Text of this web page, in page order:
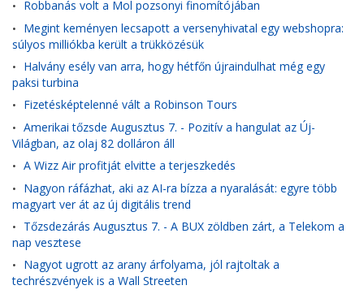
• Robbanás volt a Mol pozsonyi finomítójában
• Megint keményen lecsapott a versenyhivatal egy webshopra:
súlyos milliókba került a trükközésük
• Halvány esély van arra, hogy hétfőn újraindulhat még egy
paksi turbina
• Fizetésképtelenné vált a Robinson Tours
• Amerikai tőzsde Augusztus 7. - Pozitív a hangulat az Új-
Világban, az olaj 82 dolláron áll
• A Wizz Air profitját elvitte a terjeszkedés
• Nagyon ráfázhat, aki az AI-ra bízza a nyaralását: egyre több
magyart ver át az új digitális trend
• Tőzsdezárás Augusztus 7. - A BUX zöldben zárt, a Telekom a
nap vesztese
• Nagyot ugrott az arany árfolyama, jól rajtoltak a
techrészvények is a Wall Streeten